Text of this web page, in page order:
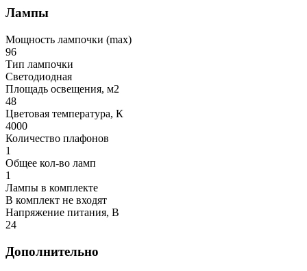
Лампы
Мощность лампочки (max)
96
Тип лампочки
Светодиодная
Площадь освещения, м2
48
Цветовая температура, К
4000
Количество плафонов
1
Общее кол-во ламп
1
Лампы в комплекте
В комплект не входят
Напряжение питания, В
24
Дополнительно